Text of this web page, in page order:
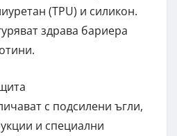
(TPU) и силикон.
здрава бариера
с подсилени ъгли,
и специални